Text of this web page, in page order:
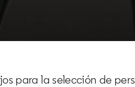
para la selección de